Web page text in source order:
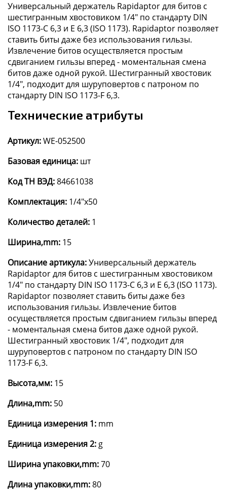
Универсальный держатель Rapidaptor для битов с
шестигранным хвостовиком 1/4" по стандарту DIN
ISO 1173-C 6,3 и E 6,3 (ISO 1173). Rapidaptor позволяет
ставить биты даже без использования гильзы.
Извлечение битов осуществляется простым
сдвиганием гильзы вперед - моментальная смена
битов даже одной рукой. Шестигранный хвостовик
1/4", подходит для шуруповертов с патроном по
стандарту DIN ISO 1173-F 6,3.
Технические атрибуты
Артикул:WE-052500
Базовая единица: шт
Код ТН ВЭД:84661038
Комплектация: 1/4"x50
Количество деталей: 1
Ширина,mm: 15
Описание артикула:Универсальный держатель
Rapidaptor для битов с шестигранным хвостовиком
1/4" по стандарту DIN ISO 1173-C 6,3 и E 6,3 (ISO 1173).
Rapidaptor позволяет ставить биты даже без
использования гильзы. Извлечение битов
осуществляется простым сдвиганием гильзы вперед
- моментальная смена битов даже одной рукой.
Шестигранный хвостовик 1/4", подходит для
шуруповертов с патроном по стандарту DIN ISO
1173-F 6,3.
Высота,мм: 15
Длина,mm: 50
Единица измерения 1: mm
Единица измерения 2: g
Ширина упаковки,mm:70
Длина упаковки,mm:80